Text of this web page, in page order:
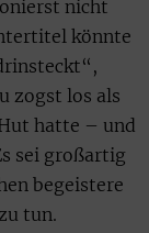
nicht
könnte
zogst los als
hatte – und
sei großartig
begeistere
tun.